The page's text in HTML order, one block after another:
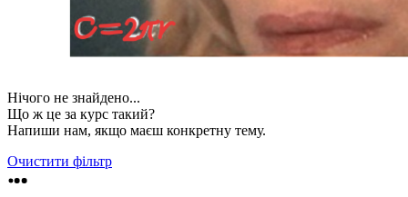
Нічого не знайдено...
Що ж це за курс такий?
Напиши нам, якщо маєш конкретну тему.
Очистити фільтр